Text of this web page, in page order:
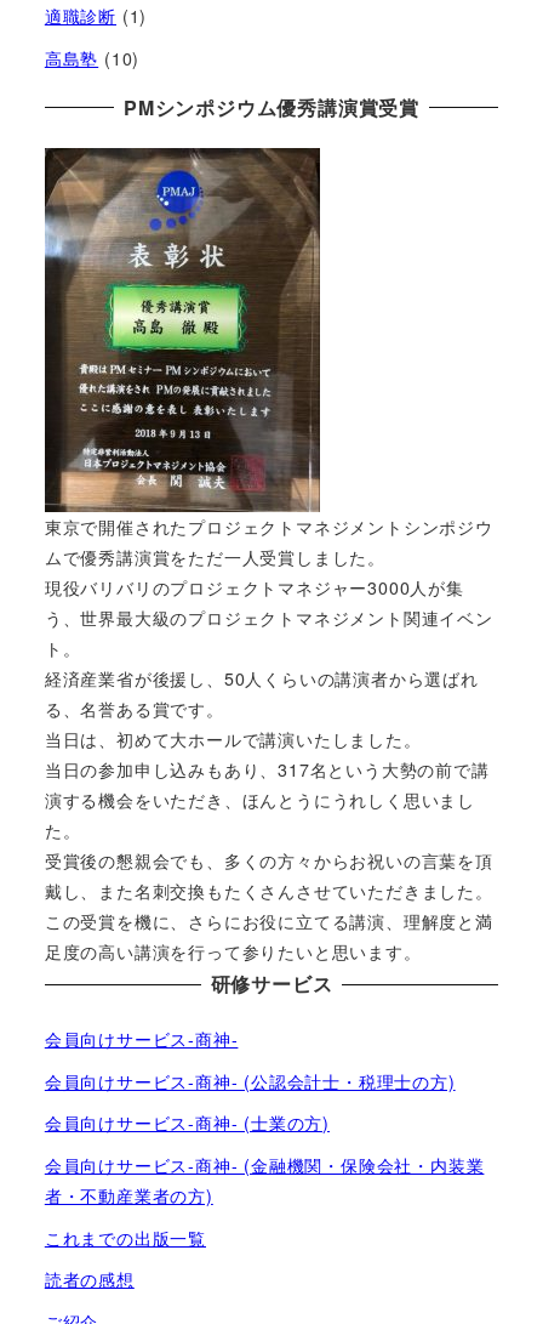
適職診断 (1)
高島塾 (10)
PMシンポジウム優秀講演賞受賞
東京で開催されたプロジェクトマネジメントシンポジウ
ムで優秀講演賞をただ一人受賞しました。
現役バリバリのプロジェクトマネジャー3000人が集
う、世界最大級のプロジェクトマネジメント関連イベン
ト。
経済産業省が後援し、50人くらいの講演者から選ばれ
る、名誉ある賞です。
当日は、初めて大ホールで講演いたしました。
当日の参加申し込みもあり、317名という大勢の前で講
演する機会をいただき、ほんとうにうれしく思いまし
た。
受賞後の懇親会でも、多くの方々からお祝いの言葉を頂
戴し、また名刺交換もたくさんさせていただきました。
この受賞を機に、さらにお役に立てる講演、理解度と満
足度の高い講演を行って参りたいと思います。
研修サービス
会員向けサービス-商神-
会員向けサービス-商神- (公認会計士・税理士の方)
会員向けサービス-商神- (士業の方)
会員向けサービス-商神- (金融機関・保険会社・内装業
者・不動産業者の方)
これまでの出版一覧
読者の感想